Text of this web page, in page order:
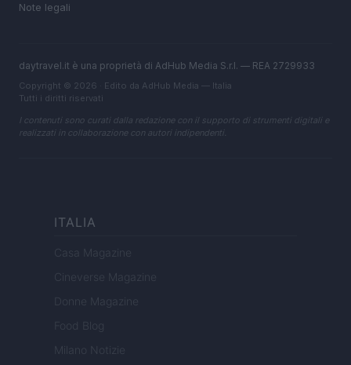
Note legali
daytravel.it è una proprietà di AdHub Media S.r.l. — REA 2729933
Copyright © 2026 · Edito da AdHub Media — Italia
Tutti i diritti riservati
I contenuti sono curati dalla redazione con il supporto di strumenti digitali e
realizzati in collaborazione con autori indipendenti.
ITALIA
Casa Magazine
Cineverse Magazine
Donne Magazine
Food Blog
Milano Notizie